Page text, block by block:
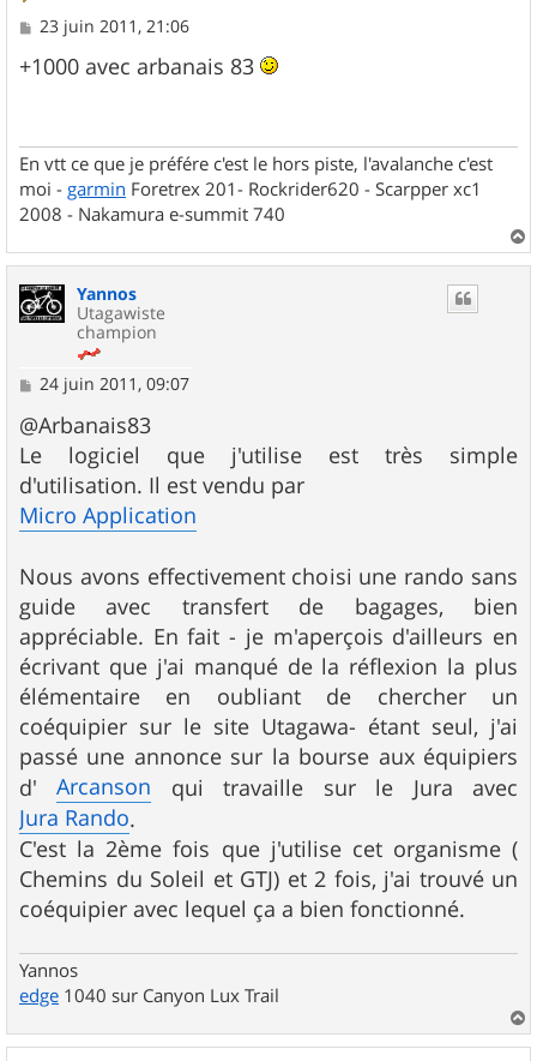
M
s
s
23 juin 2011, 21:06
+1000 avec arbanais 83
En vtt ce que je préfére c'est le hors piste, l'avalanche c'est
moi - garmin Foretrex 201- Rockrider620 - Scarpper xc1
2008 - Nakamura e-summit 740
a
Yannos
Utagawiste
champion
M
s
s
a
g
e
24 juin 2011, 09:07
@Arbanais83
Le logiciel que j'utilise est très simple
d'utilisation. Il est vendu par
Micro Application
Nous avons effectivement choisi une rando sans
guide avec transfert de bagages, bien
appréciable. En fait - je m'aperçois d'ailleurs en
écrivant que j'ai manqué de la réflexion la plus
élémentaire en oubliant de chercher un
coéquipier sur le site Utagawa- étant seul, j'ai
passé une annonce sur la bourse aux équipiers
d'Arcanson qui travaille sur le Jura avec
Jura Rando.
C'est la 2ème fois que j'utilise cet organisme (
Chemins du Soleil et GTJ) et 2 fois, j'ai trouvé un
coéquipier avec lequel ça a bien fonctionné.
Yannos
edge 1040 sur Canyon Lux Trail
a